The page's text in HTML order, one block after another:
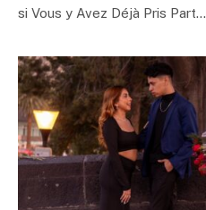
si Vous y Avez Déjà Pris Part…